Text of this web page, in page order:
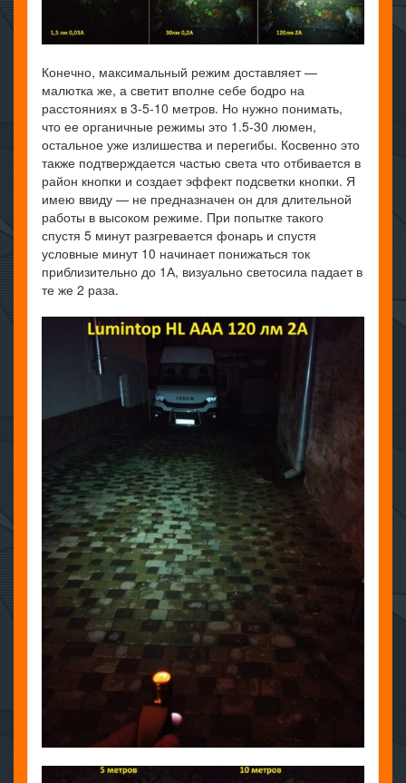
Конечно, максимальный режим доставляет —
малютка же, а светит вполне себе бодро на
расстояниях в 3-5-10 метров. Но нужно понимать,
что ее органичные режимы это 1.5-30 люмен,
остальное уже излишества и перегибы. Косвенно это
также подтверждается частью света что отбивается в
район кнопки и создает эффект подсветки кнопки. Я
имею ввиду — не предназначен он для длительной
работы в высоком режиме. При попытке такого
спустя 5 минут разгревается фонарь и спустя
условные минут 10 начинает понижаться ток
приблизительно до 1А, визуально светосила падает в
те же 2 раза.